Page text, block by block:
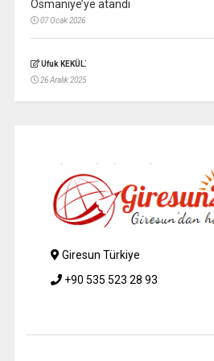
Osmaniye’ye atandı
07 Ocak 2026
Ufuk KEKÜL:
26 Aralık 2025
Giresun Türkiye
+90 535 523 28 93